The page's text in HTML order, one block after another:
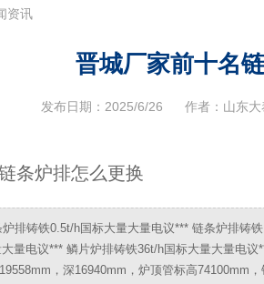
资讯
晋城厂家前十名
发布日期： 2025/6/26 作者： 山东
条炉排怎么更换
排铸铁0.5t/h国标大量大量电议*** 链条炉排铸
量电议*** 鳞片炉排铸铁36t/h国标大量大量电
，深16940mm，炉顶管标高74100mm